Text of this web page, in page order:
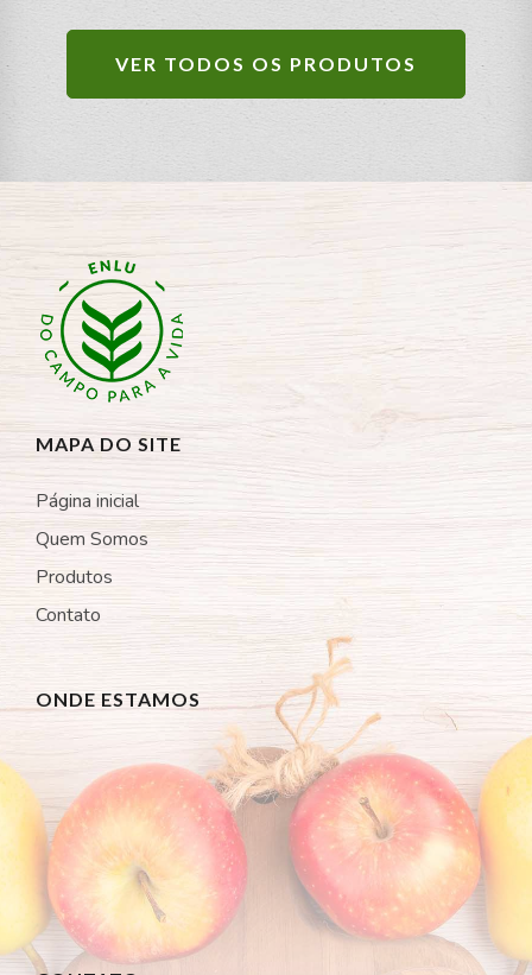
VER TODOS OS PRODUTOS
MAPA DO SITE
Página inicial
Quem Somos
Produtos
Contato
ONDE ESTAMOS